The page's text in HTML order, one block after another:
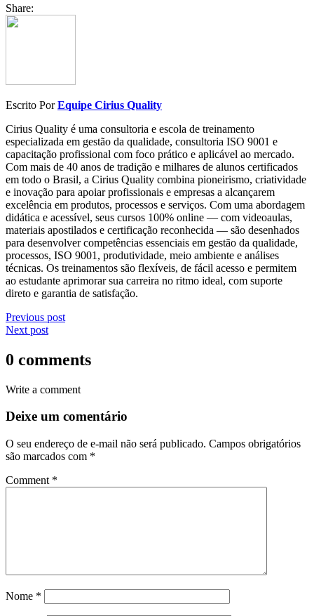
Share:
Escrito PorEquipe Cirius Quality
Cirius Quality é uma consultoria e escola de treinamento
especializada em gestão da qualidade, consultoria ISO 9001 e
capacitação profissional com foco prático e aplicável ao mercado.
Com mais de 40 anos de tradição e milhares de alunos certificados
em todo o Brasil, a Cirius Quality combina pioneirismo, criatividade
e inovação para apoiar profissionais e empresas a alcançarem
excelência em produtos, processos e serviços. Com uma abordagem
didática e acessível, seus cursos 100% online — com videoaulas,
materiais apostilados e certificação reconhecida — são desenhados
para desenvolver competências essenciais em gestão da qualidade,
processos, ISO 9001, produtividade, meio ambiente e análises
técnicas. Os treinamentos são flexíveis, de fácil acesso e permitem
ao estudante aprimorar sua carreira no ritmo ideal, com suporte
direto e garantia de satisfação.
Previous post
Next post
0 comments
Write a comment
Deixe um comentário
O seu endereço de e-mail não será publicado. Campos obrigatórios
são marcados com *
Comment *
Nome *